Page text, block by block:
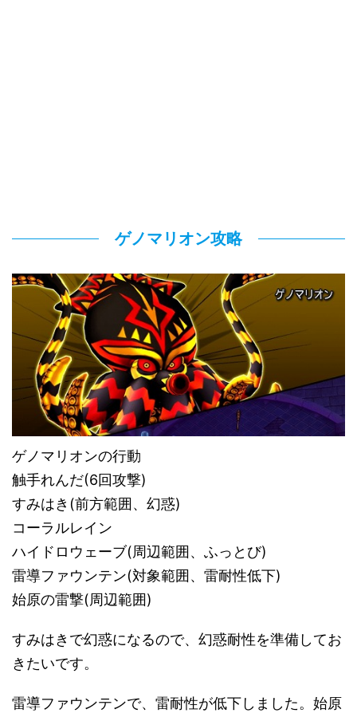
ゲノマリオン攻略
ゲノマリオンの行動
触手れんだ(6回攻撃)
すみはき(前方範囲、幻惑)
コーラルレイン
ハイドロウェーブ(周辺範囲、ふっとび)
雷導ファウンテン(対象範囲、雷耐性低下)
始原の雷撃(周辺範囲)
すみはきで幻惑になるので、幻惑耐性を準備してお
きたいです。
雷導ファウンテンで、雷耐性が低下しました。始原